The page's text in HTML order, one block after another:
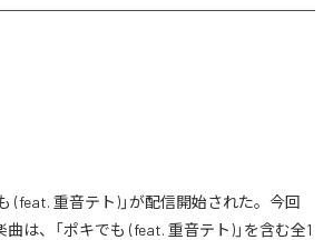
(feat. 重音テト)」が配信開始された。今回
は、「ポキでも (feat. 重音テト)」を含む全1